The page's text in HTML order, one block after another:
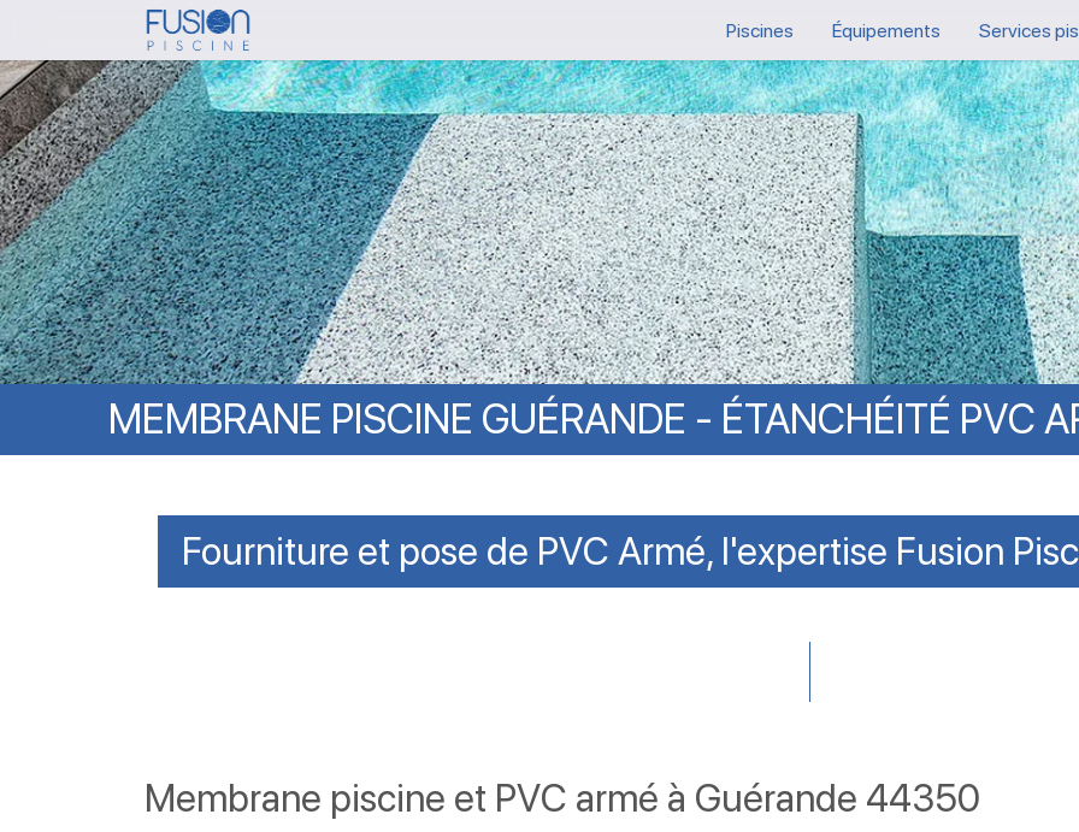
to
main
content
Piscines Équipements Services
MEMBRANE PISCINE GUÉRANDE - ÉTANCHÉITÉ PVC
Fourniture et pose de PVC Armé, l'expertise Fusion
Membrane piscine et PVC armé à Guérande 44350